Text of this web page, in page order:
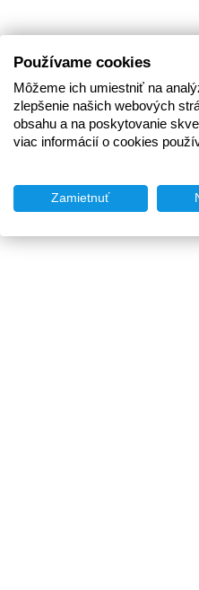
Používame cookies
Môžeme ich umiestniť na
zlepšenie našich webových
obsahu a na poskytovanie
viac informácií o cookies
Zamietnuť